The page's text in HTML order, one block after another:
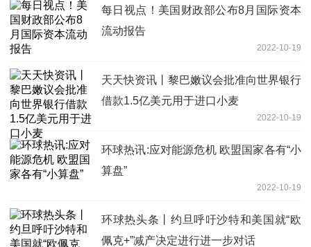
每日视点！美国财政部公布8月国际资本
流动报告
2022-10-19
天天快资讯丨黎巴嫩议会批准向世界银行
借款1.5亿美元用于进口小麦
2022-10-19
环球热讯:应对能源危机 欧盟国家各有“小
算盘”
2022-10-19
环球热头条丨约旦呼吁沙特和美国就“欧
佩克+”减产决定进行进一步对话